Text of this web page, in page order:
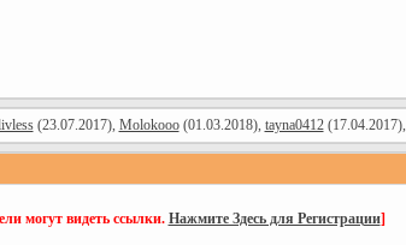
(23.07.2017), Molokooo(01.03.2018), tayna0412(17.04.2017),
могут видеть ссылки. Нажмите Здесь для Регистрации]